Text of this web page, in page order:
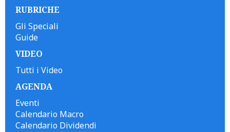
RUBRICHE
Gli Speciali
Guide
VIDEO
Tutti i Video
AGENDA
Eventi
Calendario Macro
Calendario Dividendi